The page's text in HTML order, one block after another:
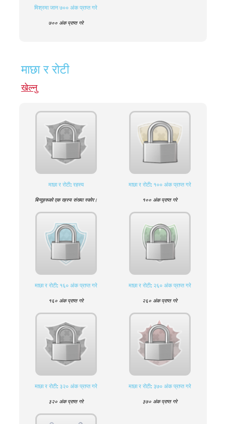
मिश्रमा जान ७०० अंक प्राप्त गरे
७०० अंक प्राप्त गरे
माछा र रोटी
खेल्नु
माछा र रोटी: रहस्य
बिन्दुहरूको एक रहस्य संख्या स्कोर।
माछा र रोटी: १०० अंक प्राप्त गरे
१०० अंक प्राप्त गरे
माछा र रोटी: १६० अंक प्राप्त गरे
१६० अंक प्राप्त गरे
माछा र रोटी: २६० अंक प्राप्त गरे
२६० अंक प्राप्त गरे
माछा र रोटी: ३२० अंक प्राप्त गरे
३२० अंक प्राप्त गरे
माछा र रोटी: ३७० अंक प्राप्त गरे
३७० अंक प्राप्त गरे